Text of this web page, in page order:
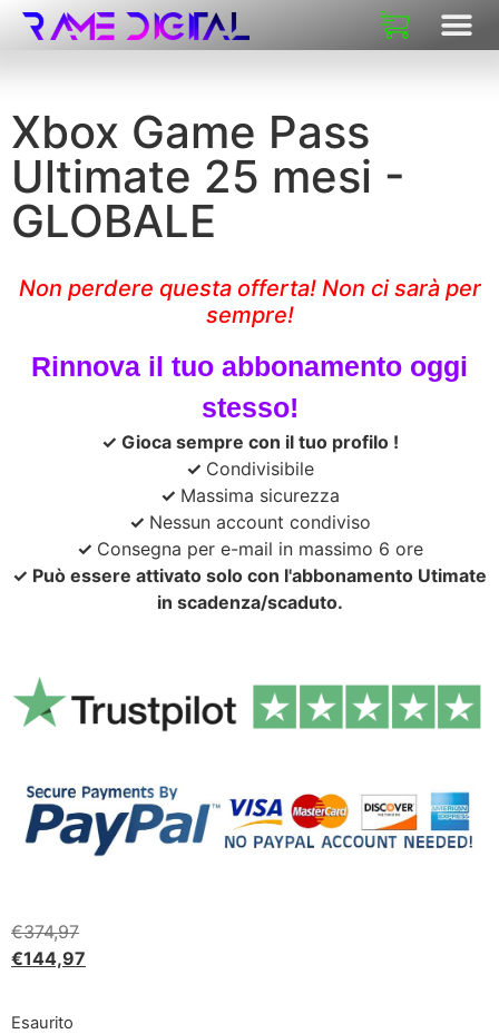
Xbox Game Pass
Ultimate 25 mesi -
GLOBALE
Non perdere questa offerta! Non ci sarà per
sempre!
Rinnova il tuo abbonamento oggi
stesso!
✓ Gioca sempre con il tuo profilo!
✓ Condivisibile
✓ Massima sicurezza
✓ Nessun account condiviso
✓ Consegna per e-mail in massimo 6 ore
✓ Può essere attivato solo con l'abbonamento Utimate
in scadenza/scaduto.
€374,97
€144,97
Esaurito